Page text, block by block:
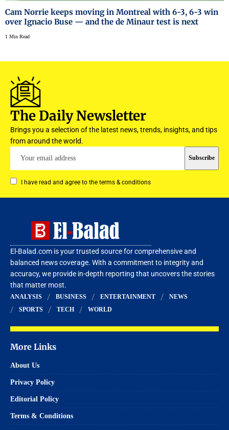
Cam Norrie keeps moving in Montreal with 6-3, 6-3 win
over Ignacio Buse — and the de Minaur test is next
1 Min Read
The Daily Newsletter
Brings you a selection of the latest news, trends, insights, and tips
from around the world.
I have read and agree to the terms & conditions
El-Balad.com is your trusted source for comprehensive and
balanced news coverage. With a commitment to integrity and
accuracy, we provide in-depth reporting that uncovers the stories
that matter most.
ANALYSIS BUSINESS ENTERTAINMENT
NEWS
SPORTS
TECH WORLD
More Links
About Us
Privacy Policy
Editorial Policy
Terms & Conditions